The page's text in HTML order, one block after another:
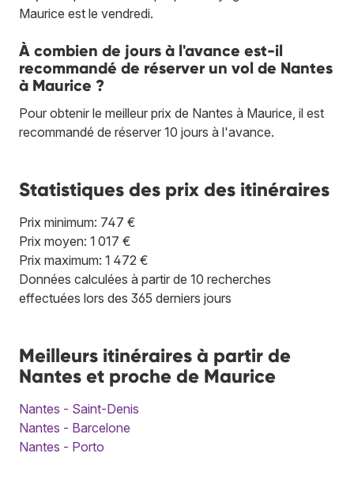
Maurice est le vendredi.
À combien de jours à l'avance est-il
recommandé de réserver un vol de Nantes
à Maurice ?
Pour obtenir le meilleur prix de Nantes à Maurice, il est
recommandé de réserver 10 jours à l'avance.
Statistiques des prix des itinéraires
Prix minimum: 747 €
Prix moyen: 1 017 €
Prix maximum: 1 472 €
Données calculées à partir de 10 recherches
effectuées lors des 365 derniers jours
Meilleurs itinéraires à partir de
Nantes et proche de Maurice
Nantes - Saint-Denis
Nantes - Barcelone
Nantes - Porto